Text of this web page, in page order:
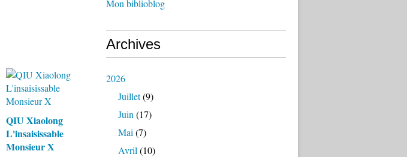
QIU Xiaolong
L'insaisissable
Monsieur X
Mon biblioblog
Archives
2026
Juillet(9)
Juin (17)
Mai (7)
Avril (10)